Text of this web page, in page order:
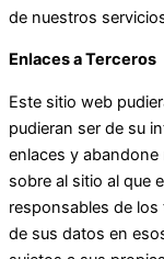
de nuestros
Enlaces a Terceros
Este sitio web
pudieran ser de su
enlaces y
sobre al sitio al que
responsables de
de sus datos en